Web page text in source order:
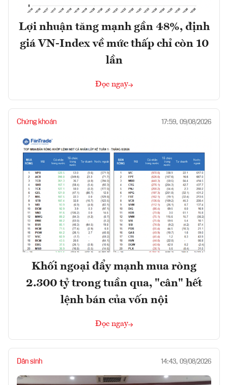
Lợi nhuận tăng mạnh gần 48%, định
giá VN-Index về mức thấp chỉ còn 10
lần
Đọc ngay
Chứng khoán 17:59, 09/08/2026
Khối ngoại đẩy mạnh mua ròng
2.300 tỷ trong tuần qua, "cân" hết
lệnh bán của vốn nội
Đọc ngay
Dân sinh 14:43, 09/08/2026